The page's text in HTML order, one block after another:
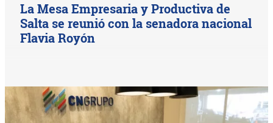
La Mesa Empresaria y Productiva de
Salta se reunió con la senadora nacional
Flavia Royón